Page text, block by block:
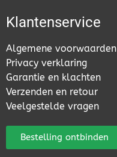
Klantenservice
Algemene voorwaarden
Privacy verklaring
Garantie en klachten
Verzenden en retour
Veelgestelde vragen
Bestelling ontbinden